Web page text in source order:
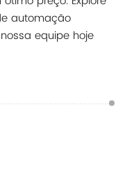
automação
equipe hoje